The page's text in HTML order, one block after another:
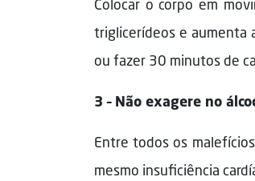
Colocar o corpo em
triglicerídeos e aumenta
ou fazer 30 minutos de
3 – Não exagere no
Entre todos os
mesmo insuficiência